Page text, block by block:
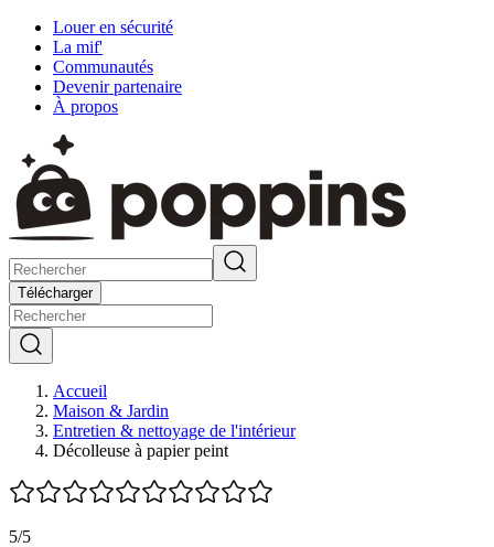
Louer en sécurité
La mif'
Communautés
Devenir partenaire
À propos
Télécharger
Accueil
Maison & Jardin
Entretien & nettoyage de l'intérieur
Décolleuse à papier peint
5/5